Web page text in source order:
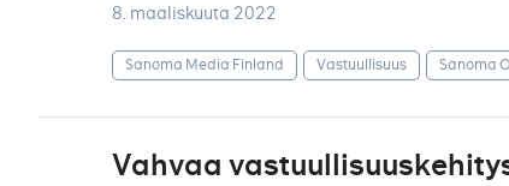
8. maaliskuuta 2022
Sanoma Media Finland Vastuullisuus Sanoma
Vahvaa